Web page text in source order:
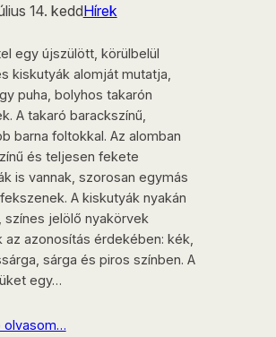
14. keddHírek
egy újszülött, körülbelül
kiskutyák alomját mutatja,
puha, bolyhos takarón
A takaró barackszínű,
barna foltokkal. Az alomban
és teljesen fekete
is vannak, szorosan egymás
A kiskutyák nyakán
színes jelölő nyakörvek
az azonosítás érdekében: kék,
sárga és piros színben. A
egy…
olvasom…